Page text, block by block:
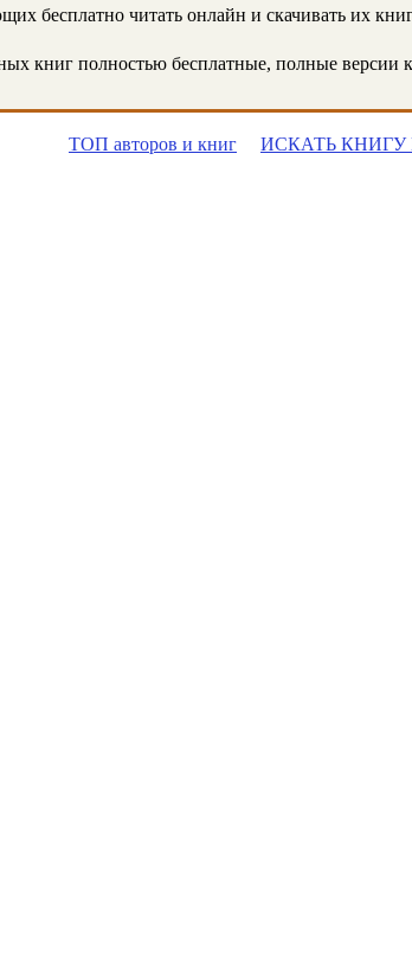
бесплатно читать онлайн и скачивать их
книг полностью бесплатные, полные версии
ТОП авторов и книг ИСКАТЬ КНИГУ